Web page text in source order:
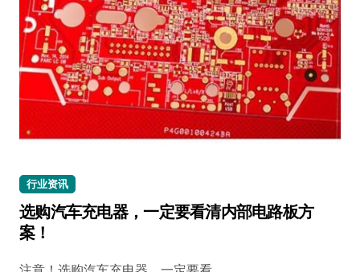
行业资讯
选购汽车充电器，一定要看清内部电路板方
案！